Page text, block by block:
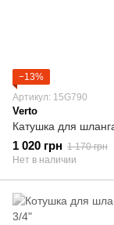
−13%
Артикул: 15G790
Verto
Катушка для
1 020 грн 1 170 грн
Нет в наличии